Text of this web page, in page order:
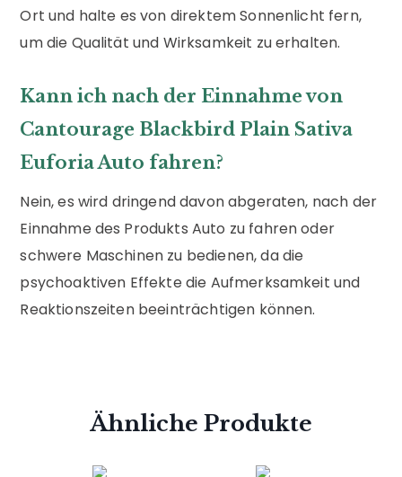
Ort und halte es von direktem Sonnenlicht fern,
um die Qualität und Wirksamkeit zu erhalten.
Kann ich nach der Einnahme von
Cantourage Blackbird Plain Sativa
Euforia Auto fahren?
Nein, es wird dringend davon abgeraten, nach der
Einnahme des Produkts Auto zu fahren oder
schwere Maschinen zu bedienen, da die
psychoaktiven Effekte die Aufmerksamkeit und
Reaktionszeiten beeinträchtigen können.
Ähnliche Produkte